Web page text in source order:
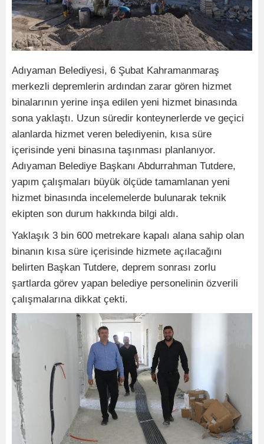
Adıyaman Belediyesi, 6 Şubat Kahramanmaraş
merkezli depremlerin ardından zarar gören hizmet
binalarının yerine inşa edilen yeni hizmet binasında
sona yaklaştı. Uzun süredir konteynerlerde ve geçici
alanlarda hizmet veren belediyenin, kısa süre
içerisinde yeni binasına taşınması planlanıyor.
Adıyaman Belediye Başkanı Abdurrahman Tutdere,
yapım çalışmaları büyük ölçüde tamamlanan yeni
hizmet binasında incelemelerde bulunarak teknik
ekipten son durum hakkında bilgi aldı.
Yaklaşık 3 bin 600 metrekare kapalı alana sahip olan
binanın kısa süre içerisinde hizmete açılacağını
belirten Başkan Tutdere, deprem sonrası zorlu
şartlarda görev yapan belediye personelinin özverili
çalışmalarına dikkat çekti.